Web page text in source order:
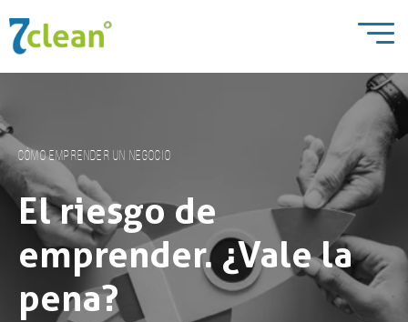
Cómo emprender un negocio
El riesgo de
emprender. ¿Vale la
pena?